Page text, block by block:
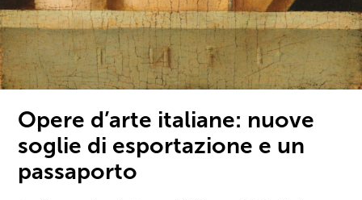
Opere d’arte italiane: nuove
soglie di esportazione e un
passaporto